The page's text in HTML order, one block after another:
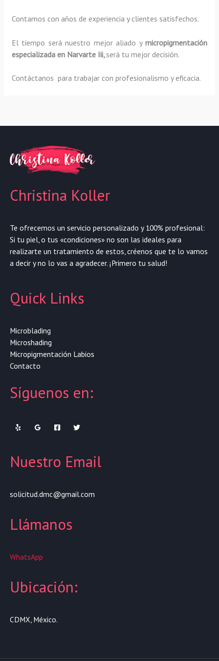
Contamos con años de experiencia y clientes satisfechos.
El tiempo será nuestro mejor aliado ymicropigmentación
especializadaen Narvarte Iii, será tu mejor decisión.
Contáctanos para trabajar con profesionalismo y eficacia.
Christina Koller
Te ofrecemos un servicio personalizado y 100% profesional:
Si tu piel, o tus «condiciones» no son las ideales para
realizarte un tratamiento de estos, créenos que te lo vamos
a decir y no lo vas a agradecer. ¡Primero tu salud!
Quick Links
Microblading
Microshading
Micropigmentación Labios
Contacto
Síguenos en:
Nuestro Email
solicitud.dmc@gmail.com
Llámanos
WhatsApp
Ubicación:
CDMX, México.